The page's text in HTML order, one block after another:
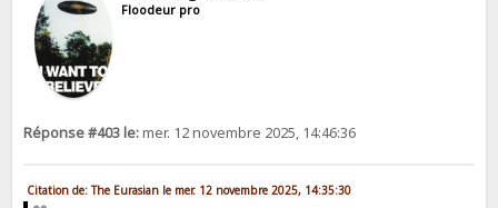
Floodeur pro
Réponse #403 le:mer. 12 novembre 2025, 14:46:36
Citation de: The Eurasian le mer. 12 novembre 2025, 14:35:30